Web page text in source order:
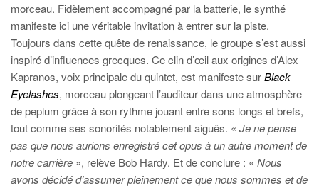
morceau. Fidèlement accompagné par la batterie, le synthé
manifeste ici une véritable invitation à entrer sur la piste.
Toujours dans cette quête de renaissance, le groupe s’est aussi
inspiré d’influences grecques. Ce clin d’œil aux origines d’Alex
Kapranos, voix principale du quintet, est manifeste surBlack
Eyelashes, morceau plongeant l’auditeur dans une atmosphère
de peplum grâce à son rythme jouant entre sons longs et brefs,
tout comme ses sonorités notablement aiguës. « Je ne pense
pas que nous aurions enregistré cet opus à un autre moment de
notre carrière », relève Bob Hardy. Et de conclure : « Nous
avons décidé d’assumer pleinement ce que nous sommes et de